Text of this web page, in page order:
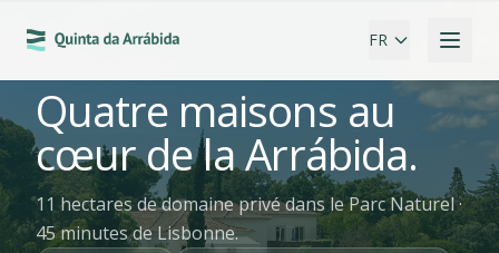
FR
Quatre maisons au
cœur de la Arrábida.
11 hectares de domaine privé dans le Parc Naturel ·
45 minutes de Lisbonne.